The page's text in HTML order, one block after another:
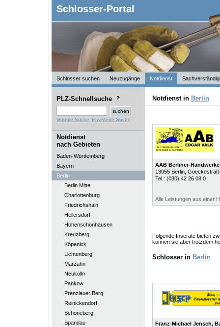
Schlosser-Portal
Schlosser suchen Neuzugänge Notdienst
PLZ-Schnellsuche
Google Suche Erweiterte Suche
Notdienst
nach Gebieten
Baden-Württemberg
Bayern
Berlin
Berlin Mitte
Charlottenburg
Friedrichshain
Hellersdorf
Hohenschönhausen
Kreuzberg
Köpenick
Lichtenberg
Marzahn
Neukölln
Pankow
Prenzlauer Berg
Reinickendorf
Schöneberg
Spandau
Notdienst in Berlin
AAB Berliner-
13055 Berlin,
Tel.: (030) 42 26 08 0
Alle Leistungen aus einer
Folgende Inserate bieten
können sie aber trotzdem
Schlosser in Berlin
Franz-Michael Jensch,